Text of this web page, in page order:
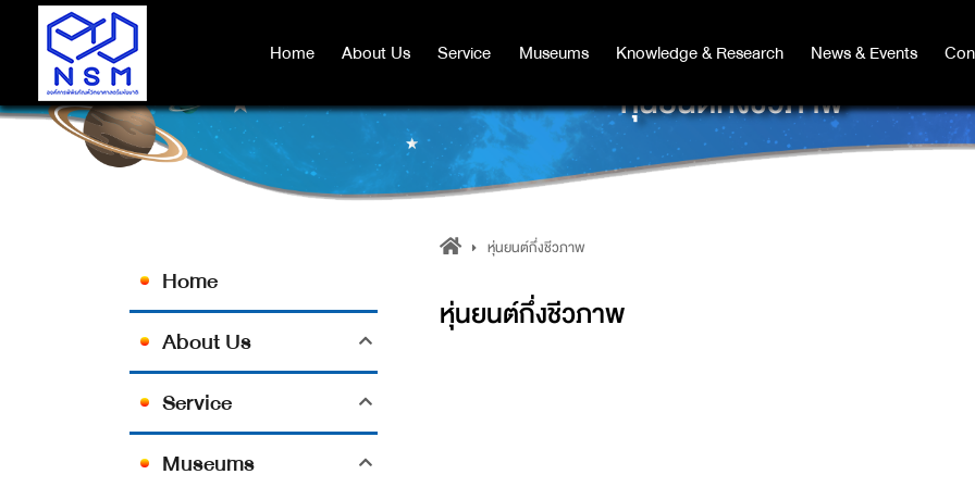
Home About Us Service Museums Knowledge & Research News & Events
Home About Us Service Museums Knowledge & Research News & Events
หุ่นยนต์กึ่งชีวภาพ
Home
About Us
Service
Museums
หุ่นยนต์กึ่งชีวภาพ
หุ่นยนต์กึ่งชีวภาพ